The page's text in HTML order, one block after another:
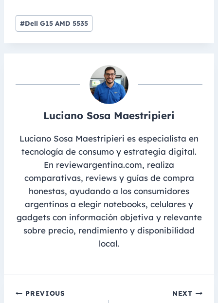
Post
Tags:
#Dell G15 AMD 5535
Luciano Sosa Maestripieri
Luciano Sosa Maestripieri es especialista en
tecnología de consumo y estrategia digital.
En reviewargentina.com, realiza
comparativas, reviews y guías de compra
honestas, ayudando a los consumidores
argentinos a elegir notebooks, celulares y
gadgets con información objetiva y relevante
sobre precio, rendimiento y disponibilidad
local.
Navegación
PREVIOUS NEXT